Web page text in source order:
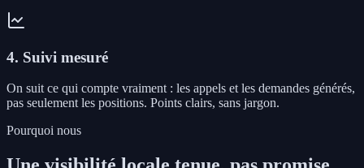
4. Suivi mesuré
On suit ce qui compte vraiment : les appels et les demandes générés,
pas seulement les positions. Points clairs, sans jargon.
Pourquoi nous